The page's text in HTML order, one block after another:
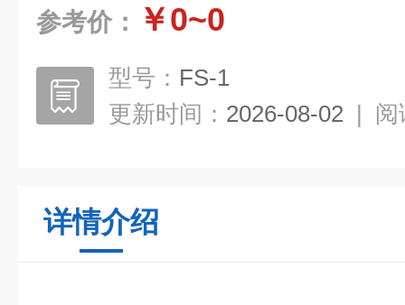
参考价： ￥0~0
型号： FS-1
更新时间： 2026-08-02 | 阅
详情介绍